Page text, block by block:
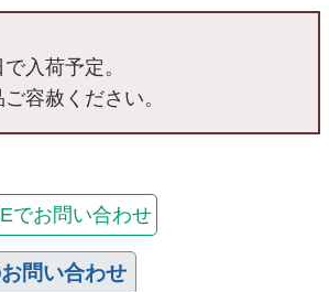
入荷予定。
容赦ください。
でお問い合わせ
問い合わせ